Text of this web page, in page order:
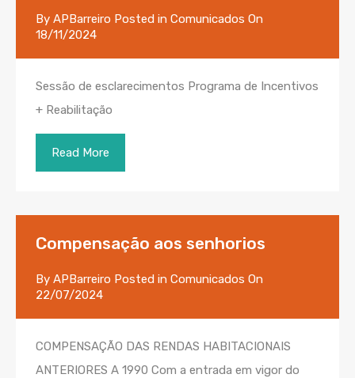
By APBarreiro Posted in Comunicados On
18/11/2024
Sessão de esclarecimentos Programa de Incentivos
+ Reabilitação
Read More
Compensação aos senhorios
By APBarreiro Posted in Comunicados On
22/07/2024
COMPENSAÇÃO DAS RENDAS HABITACIONAIS
ANTERIORES A 1990 Com a entrada em vigor do